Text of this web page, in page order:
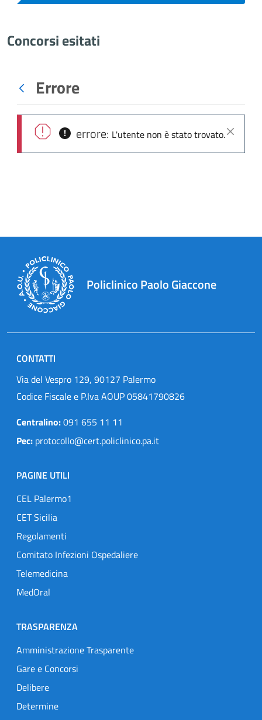
Concorsi esitati
Indietro
Errore
Chiudi
errore: L'utente non è stato trovato.
Policlinico Paolo Giaccone
CONTATTI
Via del Vespro 129, 90127 Palermo
Codice Fiscale e P.Iva AOUP 05841790826
Centralino:091 655 11 11
Pec: protocollo@cert.policlinico.pa.it
PAGINE UTILI
CEL Palermo1
CET Sicilia
Regolamenti
Comitato Infezioni Ospedaliere
Telemedicina
MedOral
TRASPARENZA
Amministrazione Trasparente
Gare e Concorsi
Delibere
Determine